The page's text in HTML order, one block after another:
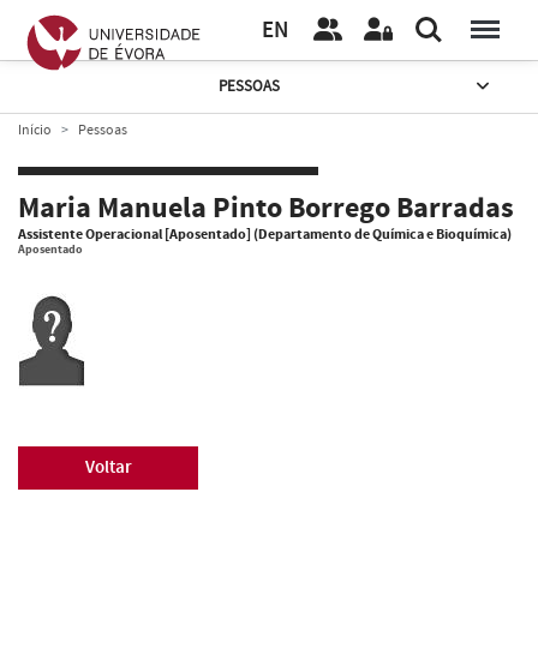
EN
PESSOAS
Início Pessoas
Maria Manuela Pinto Borrego Barradas
Assistente Operacional [Aposentado] (Departamento de Química e Bioquímica)
Aposentado
Voltar